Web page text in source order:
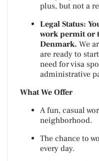
plus, but not a
Legal Status:
work permit or
Denmark. We
are ready to
need for visa
administrative
What We Offer
A fun, casual
neighborhood.
The chance to
every day.